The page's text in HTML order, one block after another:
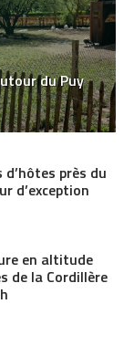
du Puy
près du
d’exception
en altitude
de la Cordillère